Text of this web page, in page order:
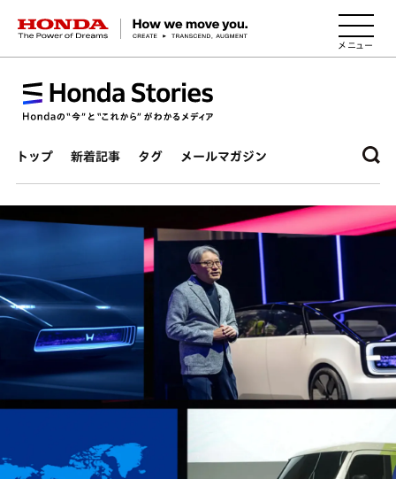
HONDA The Power of Dreams
トップ 新着記事 タグ メールマガジン